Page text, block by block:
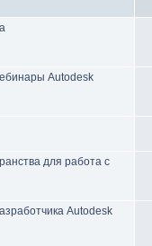
Autodesk
для работа с
Autodesk